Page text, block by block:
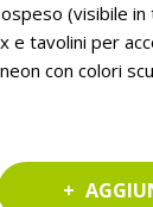
(visibile
e tavolini per
con colori